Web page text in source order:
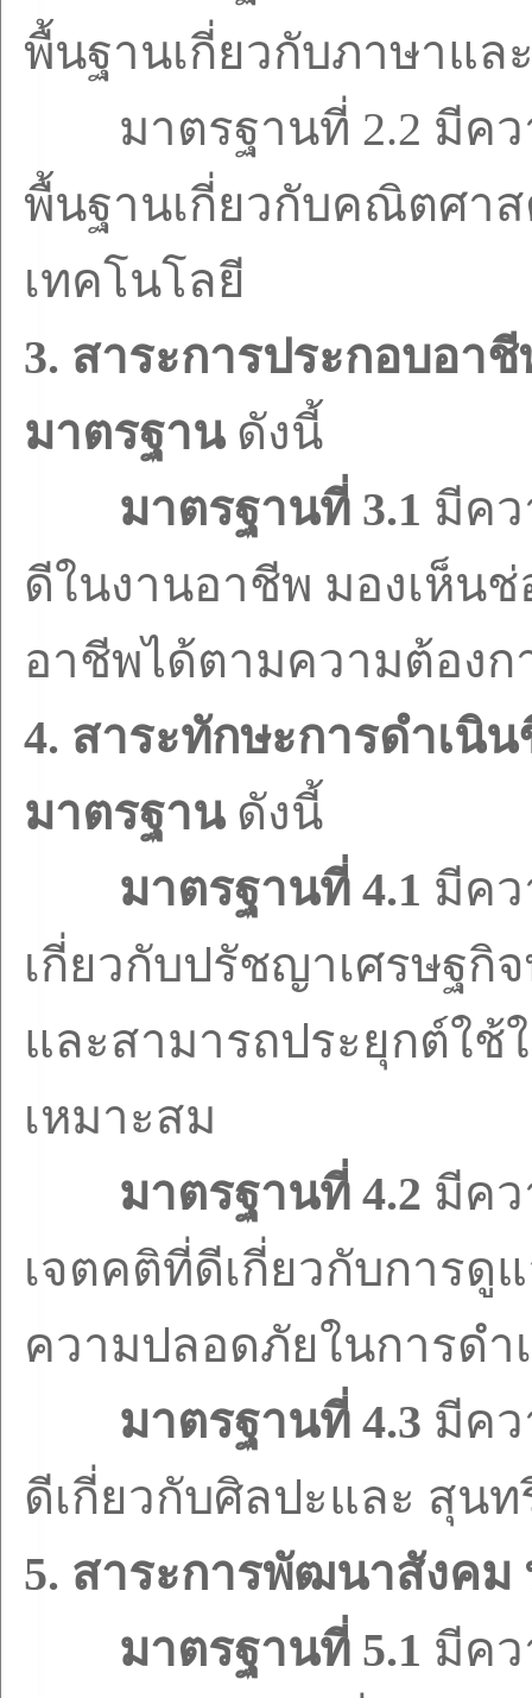
พื้นฐานเกี่ยวกับภาษาแล
มาตรฐานที่ 2.2 มีคว
พื้นฐานเกี่ยวกับคณิตศา
เทคโนโลยี
3. สาระการประกอบอา
มาตรฐาน ดังนี้
มาตรฐานที่ 3.1 มีคว
ดีในงานอาชีพ มองเห็น
อาชีพได้ตามความต้องก
4. สาระทักษะการดำเนิ
มาตรฐาน ดังนี้
มาตรฐานที่ 4.1 มีคว
เกี่ยวกับปรัชญาเศรษฐกิ
และสามารถประยุกต์ใช้
เหมาะสม
มาตรฐานที่ 4.2 มีคว
เจตคติที่ดีเกี่ยวกับการดู
ความปลอดภัยในการดำ
มาตรฐานที่ 4.3 มีคว
ดีเกี่ยวกับศิลปะและ สุน
5. สาระการพัฒนาสังคม
มาตรฐานที่ 5.1 มีคว